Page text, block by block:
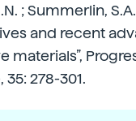
; Summerlin,
and recent
materials”,
278-301.